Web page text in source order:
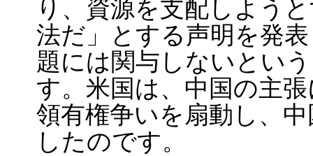
り、資源を支配しよう
法だ」とする声明を発
題には関与しないとい
す。米国は、中国の主
領有権争いを扇動し、
したのです。